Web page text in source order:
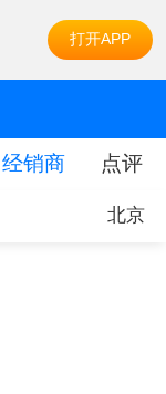
打开APP
经销商 点评
北京